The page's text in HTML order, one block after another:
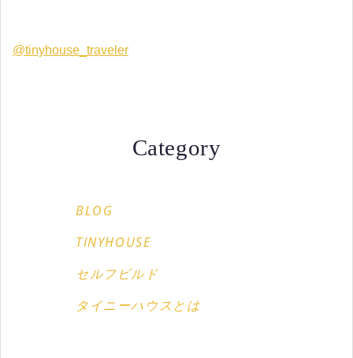
@tinyhouse_traveler
Category
BLOG
TINYHOUSE
セルフビルド
タイニーハウスとは